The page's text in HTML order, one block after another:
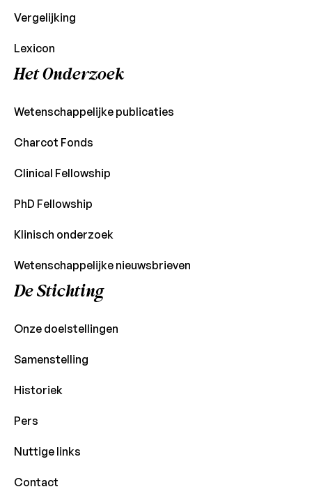
Vergelijking
Lexicon
Het Onderzoek
Wetenschappelijke publicaties
Charcot Fonds
Clinical Fellowship
PhD Fellowship
Klinisch onderzoek
Wetenschappelijke nieuwsbrieven
De Stichting
Onze doelstellingen
Samenstelling
Historiek
Pers
Nuttige links
Contact